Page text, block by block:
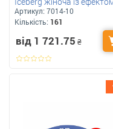
пера для вашого
Артикул: 7014-10
Кількість: 161
від 1 721.75 ₴